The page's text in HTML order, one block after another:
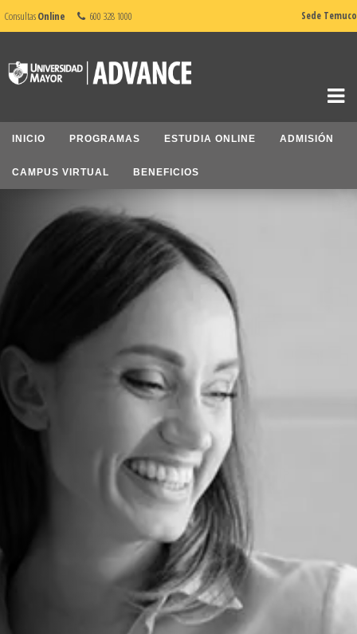
ConsultasOnline 600 328 1000 Sede Temuco
INICIO PROGRAMAS ESTUDIA ONLINE ADMISIÓN
CAMPUS VIRTUAL BENEFICIOS